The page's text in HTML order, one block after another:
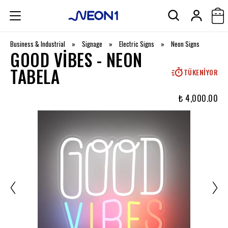
Business & Industrial » Signage » Electric Signs » Neon Signs
GOOD VIBES - NEON
TABELA TÜKENIYOR
₺ 4,000.00